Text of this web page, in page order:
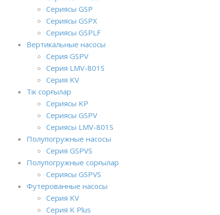
Сериясы GSP
Сериясы GSPX
Сериясы GSPLF
Вертикальные насосы
Серия GSPV
Серия LMV-801S
Серия KV
Тік сорғылар
Сериясы KP
Сериясы GSPV
Сериясы LMV-801S
Полупогружные насосы
Серия GSPVS
Полупогружные сорғылар
Сериясы GSPVS
Футерованные насосы
Серия KV
Серия K Plus